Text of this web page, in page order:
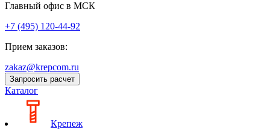
Главный офис в МСК
+7 (495) 120-44-92
Прием заказов:
zakaz@krepcom.ru
Запросить расчет
Каталог
Крепеж